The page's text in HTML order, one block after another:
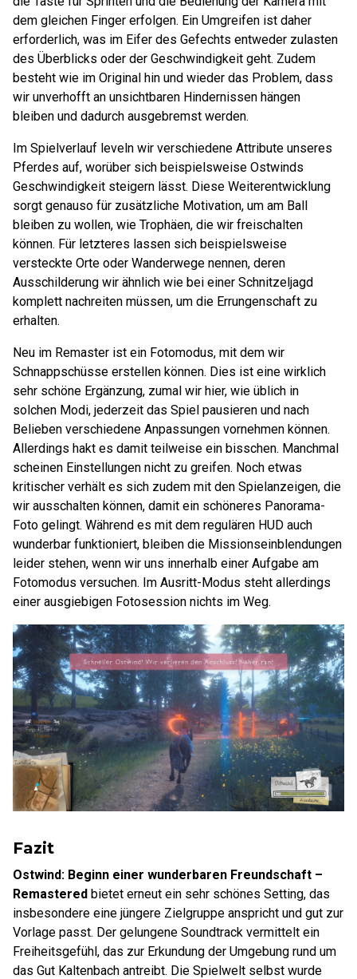
dem gleichen Finger erfolgen. Ein Umgreifen ist daher
erforderlich, was im Eifer des Gefechts entweder zulasten
des Überblicks oder der Geschwindigkeit geht. Zudem
besteht wie im Original hin und wieder das Problem, dass
wir unverhofft an unsichtbaren Hindernissen hängen
bleiben und dadurch ausgebremst werden.
Im Spielverlauf leveln wir verschiedene Attribute unseres
Pferdes auf, worüber sich beispielsweise Ostwinds
Geschwindigkeit steigern lässt. Diese Weiterentwicklung
sorgt genauso für zusätzliche Motivation, um am Ball
bleiben zu wollen, wie Trophäen, die wir freischalten
können. Für letzteres lassen sich beispielsweise
versteckte Orte oder Wanderwege nennen, deren
Ausschilderung wir ähnlich wie bei einer Schnitzeljagd
komplett nachreiten müssen, um die Errungenschaft zu
erhalten.
Neu im Remaster ist ein Fotomodus, mit dem wir
Schnappschüsse erstellen können. Dies ist eine wirklich
sehr schöne Ergänzung, zumal wir hier, wie üblich in
solchen Modi, jederzeit das Spiel pausieren und nach
Belieben verschiedene Anpassungen vornehmen können.
Allerdings hakt es damit teilweise ein bisschen. Manchmal
scheinen Einstellungen nicht zu greifen. Noch etwas
kritischer verhält es sich zudem mit den Spielanzeigen, die
wir ausschalten können, damit ein schöneres Panorama-
Foto gelingt. Während es mit dem regulären HUD auch
wunderbar funktioniert, bleiben die Missionseinblendungen
leider stehen, wenn wir uns innerhalb einer Aufgabe am
Fotomodus versuchen. Im Ausritt-Modus steht allerdings
einer ausgiebigen Fotosession nichts im Weg.
Fazit
Ostwind: Beginn einer wunderbaren Freundschaft –
Remastered bietet erneut ein sehr schönes Setting, das
insbesondere eine jüngere Zielgruppe anspricht und gut zur
Vorlage passt. Der gelungene Soundtrack vermittelt ein
Freiheitsgefühl, das zur Erkundung der Umgebung rund um
das Gut Kaltenbach antreibt. Die Spielwelt selbst wurde